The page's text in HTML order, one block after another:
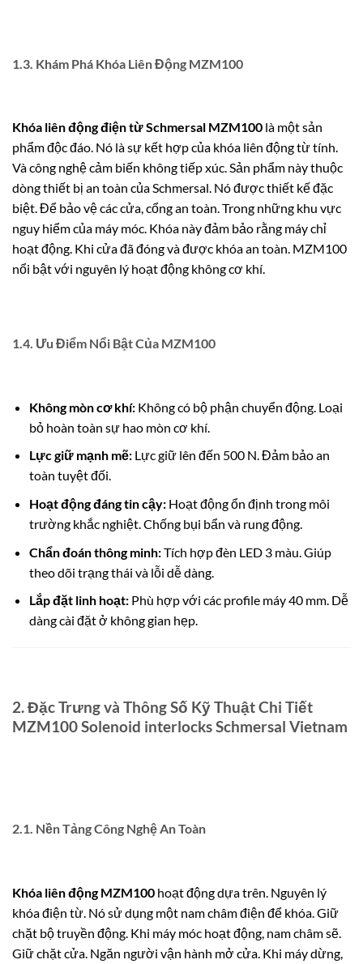
1.3. Khám Phá Khóa Liên Động MZM100
Khóa liên động điện từ Schmersal MZM100 là một sản
phẩm độc đáo. Nó là sự kết hợp của khóa liên động từ tính.
Và công nghệ cảm biến không tiếp xúc. Sản phẩm này thuộc
dòng thiết bị an toàn của Schmersal. Nó được thiết kế đặc
biệt. Để bảo vệ các cửa, cổng an toàn. Trong những khu vực
nguy hiểm của máy móc. Khóa này đảm bảo rằng máy chỉ
hoạt động. Khi cửa đã đóng và được khóa an toàn. MZM100
nổi bật với nguyên lý hoạt động không cơ khí.
1.4. Ưu Điểm Nổi Bật Của MZM100
Không mòn cơ khí:Không có bộ phận chuyển động. Loại
bỏ hoàn toàn sự hao mòn cơ khí.
Lực giữ mạnh mẽ:Lực giữ lên đến 500 N.Đảm bảo an
toàn tuyệt đối.
Hoạt động đáng tin cậy:Hoạt động ổn định trong môi
trường khắc nghiệt. Chống bụi bẩn và rung động.
Chẩn đoán thông minh:Tích hợp đèn LED 3 màu. Giúp
theo dõi trạng thái và lỗi dễ dàng.
Lắp đặt linh hoạt:Phù hợp với các profile máy 40 mm.Dễ
dàng cài đặt ở không gian hẹp.
2. Đặc Trưng và Thông Số Kỹ Thuật Chi Tiết
MZM100 Solenoid interlocks Schmersal Vietnam
2.1. Nền Tảng Công Nghệ An Toàn
Khóa liên động MZM100 hoạt động dựa trên. Nguyên lý
khóa điện từ. Nó sử dụng một nam châm điện để khóa. Giữ
chặt bộ truyền động. Khi máy móc hoạt động, nam châm sẽ.
Giữ chặt cửa. Ngăn người vận hành mở cửa. Khi máy dừng,